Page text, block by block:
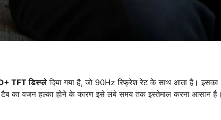
TFT डिस्प्लेदिया गया है, जो 90Hz रिफ्रेश रेट के साथ आता है। इसका
टैब का वजन हल्का होने के कारण इसे लंबे समय तक इस्तेमाल करना आसान है।